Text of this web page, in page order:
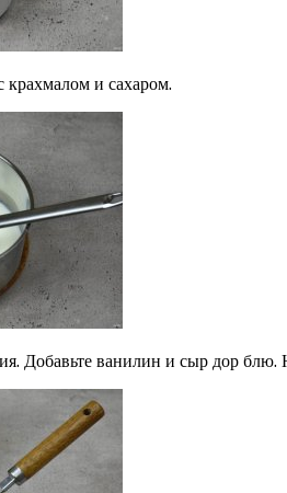
и сахаром.
Добавьте ванилин и сыр дор